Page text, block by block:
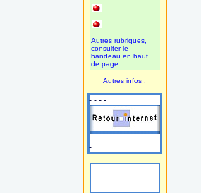
Autres rubriques,
consulter le
bandeau en haut
de page
Autres infos :
- - - -
-